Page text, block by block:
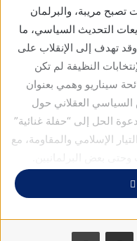
تصبح مريبة، والبرلمان
التحديث السياسي، ما
وقد تهدف إلى الإنقلاب على
النظيفة لم تكن
سيناريو وهمي بعنوان
السياسي العقلاني حول
الحل إلى “حفلة غنائية”
الإسلامي والمقاومة، مع
بعض البرلمانيين.
لأنه أول مجلس نتج عن
يعني تراجعاً إلى ما
الرئيس ترامب التنفيذي،
مشاركة عبر البريد طباعة